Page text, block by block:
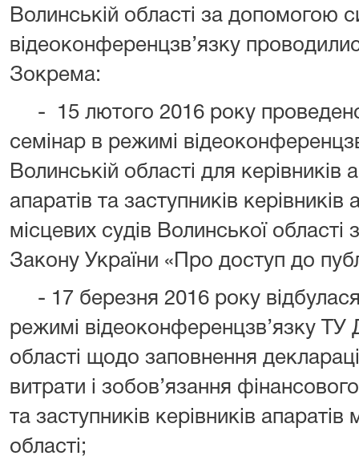
Волинській області за допомогою
відеоконференцзв’язку
Зокрема:
-
15 лютого 2016 року
семінар в режимі
Волинській області для керівників
апаратів та заступників керівників
місцевих судів Волинської
Закону України «Про доступ до
- 17 березня 2016 року
режимі відеоконференцзв’язку ТУ
області щодо заповнення
витрати і зобов’язання
та заступників керівників
області;